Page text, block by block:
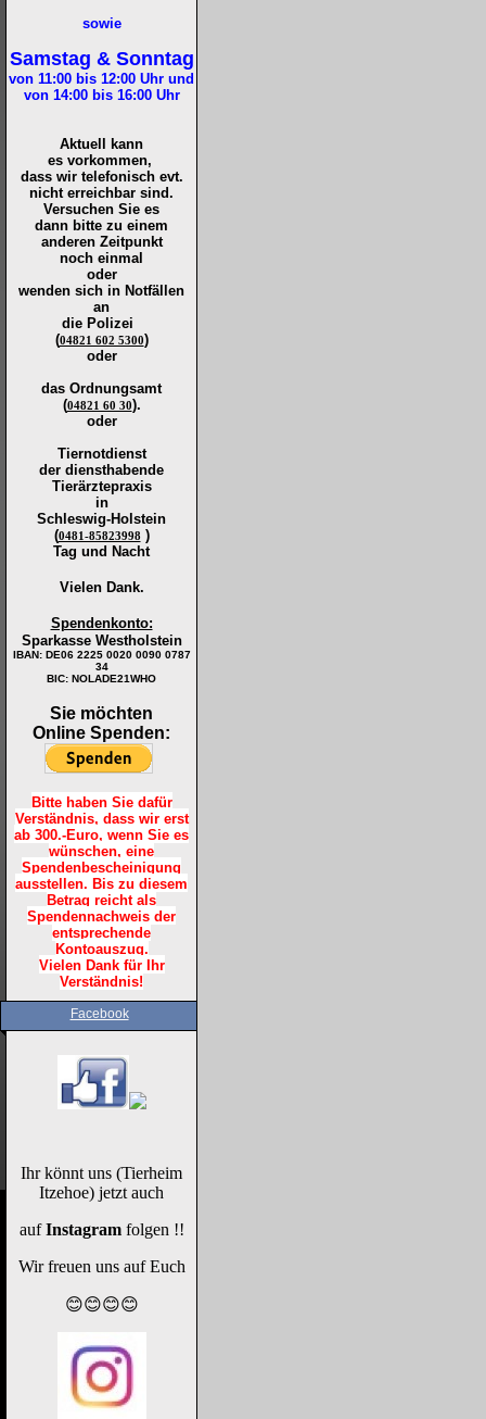
sowie
Samstag & Sonntag
von 11:00 bis 12:00 Uhr und
von 14:00 bis 16:00Uhr
Aktuell kann
es vorkommen,
dass wir telefonisch evt.
nicht erreichbar sind.
Versuchen Sie es
dann bitte zu einem
anderen Zeitpunkt
noch einmal
oder
wenden sich in Notfällen
an
die Polizei
(04821 602 5300)
oder
das Ordnungsamt
(04821 60 30).
oder
Tiernotdienst
der diensthabende
Tierärztepraxis
in
Schleswig-Holstein
(0481-85823998 )
Tag und Nacht
Vielen Dank.
Spendenkonto:
Sparkasse Westholstein
IBAN: DE06 2225 0020 0090 0787
34
BIC: NOLADE21WHO
Sie möchten
Online Spenden:
Bitte haben Sie dafür
Verständnis, dass wir erst
ab 300.-Euro, wenn Sie es
wünschen, eine
Spendenbescheinigung
ausstellen. Bis zu diesem
Betrag reicht als
Spendennachweis der
entsprechende
Kontoauszug.
Vielen Dank für Ihr
Verständnis!
Facebook
Ihr könnt uns (Tierheim
Itzehoe) jetzt auch
aufInstagramfolgen !!
Wir freuen uns auf Euch
😊😊😊😊